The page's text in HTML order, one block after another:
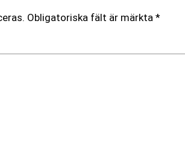
Obligatoriska fält är märkta *